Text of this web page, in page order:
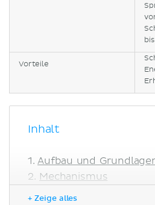
Vorteile
Inhalt
Aufbau und
Mechanismus
+ Zeige alles